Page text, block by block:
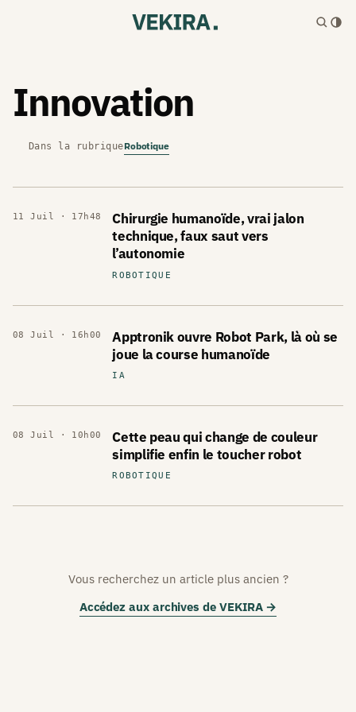
Innovation
Dans la rubriqueRobotique
11 Juil · 17h48
Chirurgie humanoïde, vrai jalon
technique, faux saut vers
l’autonomie
ROBOTIQUE
08 Juil · 16h00
Apptronik ouvre Robot Park, là où se
joue la course humanoïde
IA
08 Juil · 10h00
Cette peau qui change de couleur
simplifie enfin le toucher robot
ROBOTIQUE
Vous recherchez un article plus ancien ?
Accédez aux archives de VEKIRA →